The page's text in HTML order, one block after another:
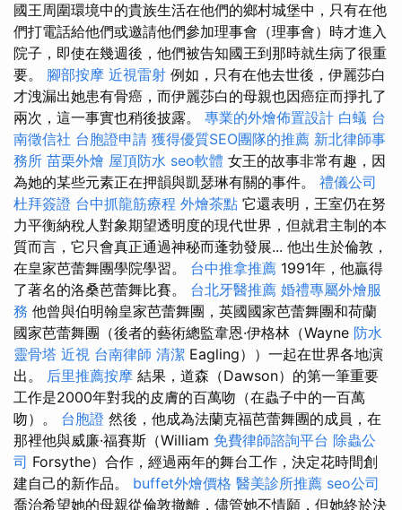
國王周圍環境中的貴族生活在他們的鄉村城堡中，只有在他
們打電話給他們或邀請他們參加理事會（理事會）時才進入
院子，即使在幾週後，他們被告知國王到那時就生病了很重
要。 腳部按摩 近視雷射 例如，只有在他去世後，伊麗莎白
才洩漏出她患有骨癌，而伊麗莎白的母親也因癌症而掙扎了
兩次，這一事實也稍後披露。 專業的外燴佈置設計 白蟻 台
南徵信社 台胞證申請 獲得優質SEO團隊的推薦 新北律師事
務所 苗栗外燴 屋頂防水 seo軟體 女王的故事非常有趣，因
為她的某些元素正在押韻與凱瑟琳有關的事件。 禮儀公司
杜拜簽證 台中抓龍筋療程 外燴茶點 它還表明，王室仍在努
力平衡納稅人對象期望透明度的現代世界，但就君主制的本
質而言，它只會真正通過神秘而蓬勃發展... 他出生於倫敦，
在皇家芭蕾舞團學院學習。 台中推拿推薦 1991年，他贏得
了著名的洛桑芭蕾舞比賽。 台北牙醫推薦 婚禮專屬外燴服
務 他曾與伯明翰皇家芭蕾舞團，英國國家芭蕾舞團和荷蘭
國家芭蕾舞團（後者的藝術總監韋恩·伊格林（Wayne 防水
靈骨塔 近視 台南律師 清潔 Eagling））一起在世界各地演
出。 后里推薦按摩 結果，道森（Dawson）的第一筆重要
工作是2000年對我的皮膚的百萬吻（在蟲子中的一百萬
吻）。 台胞證 然後，他成為法蘭克福芭蕾舞團的成員，在
那裡他與威廉·福賽斯（William 免費律師諮詢平台 除蟲公
司 Forsythe）合作，經過兩年的舞台工作，決定花時間創
建自己的新作品。 buffet外燴價格 醫美診所推薦 seo公司
喬治希望她的母親從倫敦撤離，儘管她不情願，但她終於決